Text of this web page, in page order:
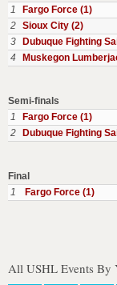
1
Fargo Force (1)
2 Sioux City (2)
3
Dubuque Fighting
4
Muskegon
Semi-finals
1
Fargo Force (1)
2
Dubuque Fighting
Final
1
Fargo Force (1)
All USHL Events By